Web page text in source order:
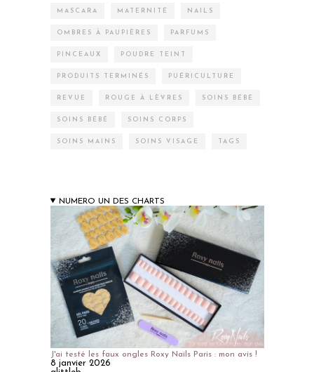
MASCARA MATERNITÉ NAILS
OMBRES À PAUPIÈRES PARFUMS
PINCEAUX POUDRE TEINT
PRODUITS TERMINÉS PUÉRICULTURE
REVUE ROUGE À LÈVRES SOINS BÉBÉ
SOINS BÉBÉ SOINS CORPS
SOINS MAINS SOINS VISAGE TAGS
NUMERO UN DES CHARTS
J'ai testé les faux ongles Roxy Nails Paris : mon avis !
8 janvier 2026